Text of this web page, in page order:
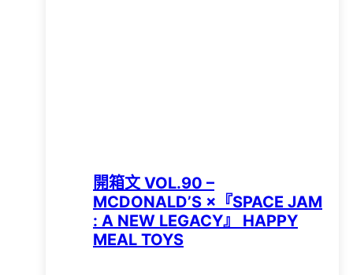
開箱文 VOL.90 –
MCDONALD’S ×『SPACE JAM
: A NEW LEGACY』 HAPPY
MEAL TOYS